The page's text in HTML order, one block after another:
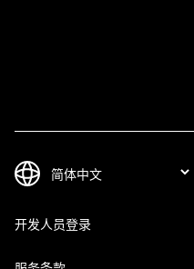
开发人员登录